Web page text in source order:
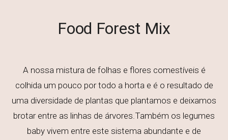
Food Forest Mix
A nossa mistura de folhas e flores comestíveis é
colhida um pouco por todo a horta e é o resultado de
uma diversidade de plantas que plantamos e deixamos
brotar entre as linhas de árvores.Também os legumes
baby vivem entre este sistema abundante e de